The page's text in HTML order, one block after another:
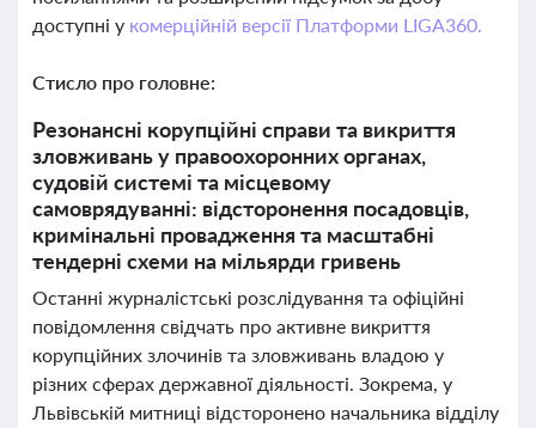
доступні у комерційній версії Платформи LIGA360.
Стисло про головне:
Резонансні корупційні справи та викриття
зловживань у правоохоронних органах,
судовій системі та місцевому
самоврядуванні: відсторонення посадовців,
кримінальні провадження та масштабні
тендерні схеми на мільярди гривень
Останні журналістські розслідування та офіційні
повідомлення свідчать про активне викриття
корупційних злочинів та зловживань владою у
різних сферах державної діяльності. Зокрема, у
Львівській митниці відсторонено начальника відділу